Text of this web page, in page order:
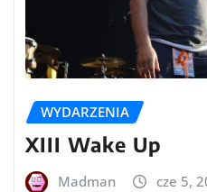
WYDARZENIA
XIII Wake Up
Madman cze 5,